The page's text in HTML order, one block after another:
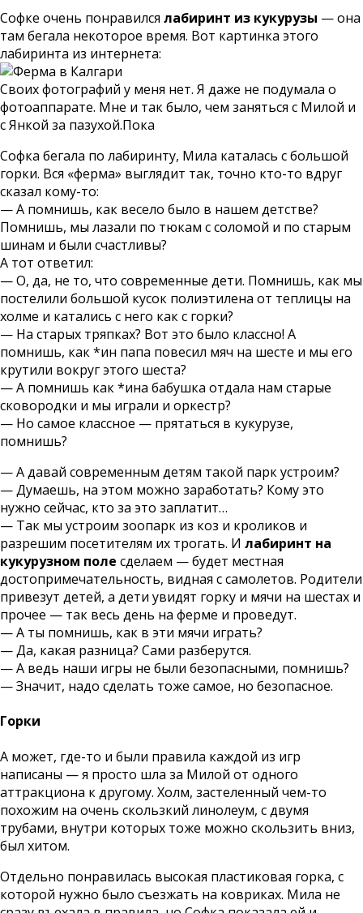
Софке очень понравился лабиринт из кукурузы — она
там бегала некоторое время. Вот картинка этого
лабиринта из интернета:
Своих фотографий у меня нет. Я даже не подумала о
фотоаппарате. Мне и так было, чем заняться с Милой и
с Янкой за пазухой.Пока
Софка бегала по лабиринту, Мила каталась с большой
горки. Вся «ферма» выглядит так, точно кто-то вдруг
сказал кому-то:
— А помнишь, как весело было в нашем детстве?
Помнишь, мы лазали по тюкам с соломой и по старым
шинам и были счастливы?
А тот ответил:
— О, да, не то, что современные дети. Помнишь, как мы
постелили большой кусок полиэтилена от теплицы на
холме и катались с него как с горки?
— На старых тряпках? Вот это было классно! А
помнишь, как *ин папа повесил мяч на шесте и мы его
крутили вокруг этого шеста?
— А помнишь как *ина бабушка отдала нам старые
сковородки и мы играли и оркестр?
— Но самое классное — прятаться в кукурузе,
помнишь?
— А давай современным детям такой парк устроим?
— Думаешь, на этом можно заработать? Кому это
нужно сейчас, кто за это заплатит…
— Так мы устроим зоопарк из коз и кроликов и
разрешим посетителям их трогать. И лабиринт на
кукурузном поле сделаем — будет местная
достопримечательность, видная с самолетов. Родители
привезут детей, а дети увидят горку и мячи на шестах и
прочее — так весь день на ферме и проведут.
— А ты помнишь, как в эти мячи играть?
— Да, какая разница? Сами разберутся.
— А ведь наши игры не были безопасными, помнишь?
— Значит, надо сделать тоже самое, но безопасное.
Горки
А может, где-то и были правила каждой из игр
написаны — я просто шла за Милой от одного
аттракциона к другому. Холм, застеленный чем-то
похожим на очень скользкий линолеум, с двумя
трубами, внутри которых тоже можно скользить вниз,
был хитом.
Отдельно понравилась высокая пластиковая горка, с
которой нужно было съезжать на ковриках. Мила не